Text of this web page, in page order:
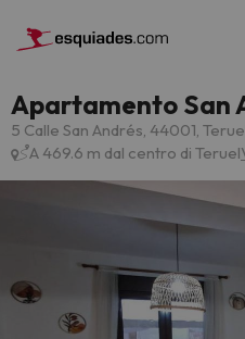
Apartamento San
5 Calle San Andrés, 44001,
A 469.6 m dal centro di Teruel